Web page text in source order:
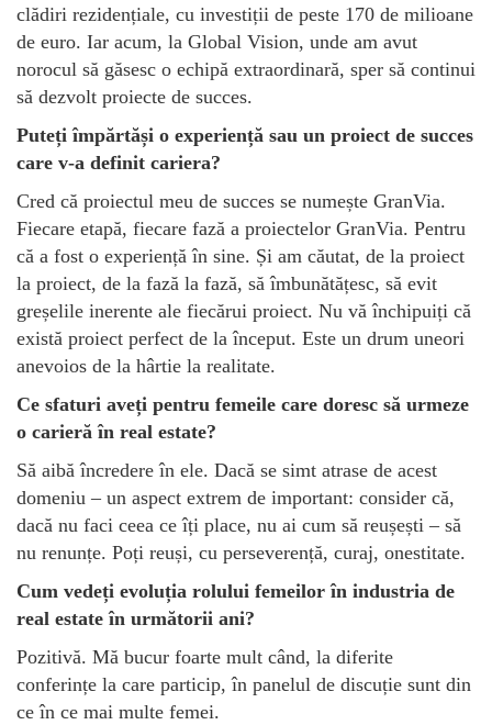
clădiri rezidențiale, cu investiții de peste 170 de milioane
de euro. Iar acum, la Global Vision, unde am avut
norocul să găsesc o echipă extraordinară, sper să continui
să dezvolt proiecte de succes.
Puteți împărtăși o experiență sau un proiect de succes
care v-a definit cariera?
Cred că proiectul meu de succes se numește GranVia.
Fiecare etapă, fiecare fază a proiectelor GranVia. Pentru
că a fost o experiență în sine. Și am căutat, de la proiect
la proiect, de la fază la fază, să îmbunătățesc, să evit
greșelile inerente ale fiecărui proiect. Nu vă închipuiți că
există proiect perfect de la început. Este un drum uneori
anevoios de la hârtie la realitate.
Ce sfaturi aveți pentru femeile care doresc să urmeze
o carieră în real estate?
Să aibă încredere în ele. Dacă se simt atrase de acest
domeniu – un aspect extrem de important: consider că,
dacă nu faci ceea ce îți place, nu ai cum să reușești – să
nu renunțe. Poți reuși, cu perseverență, curaj, onestitate.
Cum vedeți evoluția rolului femeilor în industria de
real estate în următorii ani?
Pozitivă. Mă bucur foarte mult când, la diferite
conferințe la care particip, în panelul de discuție sunt din
ce în ce mai multe femei.